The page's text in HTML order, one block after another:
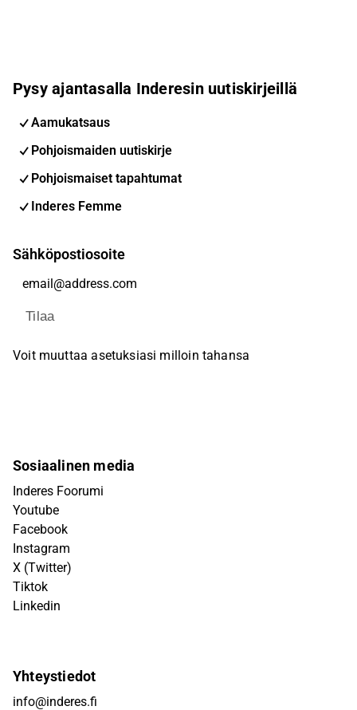
Pysy ajantasalla Inderesin uutiskirjeillä
Aamukatsaus
Pohjoismaiden uutiskirje
Pohjoismaiset tapahtumat
Inderes Femme
Sähköpostiosoite
Tilaa
Voit muuttaa asetuksiasi milloin tahansa
Sosiaalinen media
Inderes Foorumi
Youtube
Facebook
Instagram
X (Twitter)
Tiktok
Linkedin
Yhteystiedot
info@inderes.fi